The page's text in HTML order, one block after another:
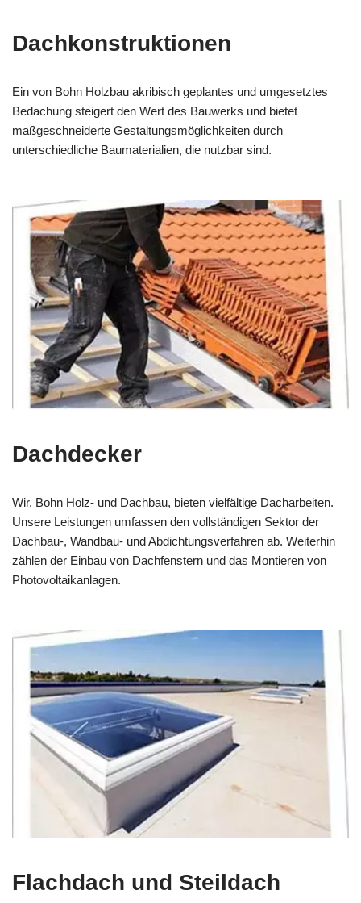
Dachkonstruktionen
Ein von Bohn Holzbau akribisch geplantes und umgesetztes
Bedachung steigert den Wert des Bauwerks und bietet
maßgeschneiderte Gestaltungsmöglichkeiten durch
unterschiedliche Baumaterialien, die nutzbar sind.
Dachdecker
Wir, Bohn Holz- und Dachbau, bieten vielfältige Dacharbeiten.
Unsere Leistungen umfassen den vollständigen Sektor der
Dachbau-, Wandbau- und Abdichtungsverfahren ab. Weiterhin
zählen der Einbau von Dachfenstern und das Montieren von
Photovoltaikanlagen.
Flachdach und Steildach